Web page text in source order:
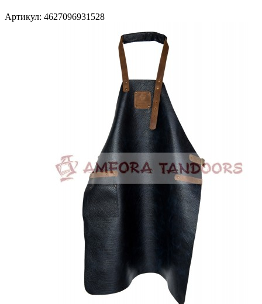
Артикул: 4627096931528